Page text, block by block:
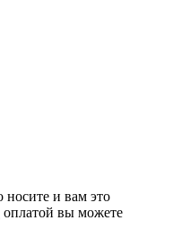
и вам это
оплатой вы можете